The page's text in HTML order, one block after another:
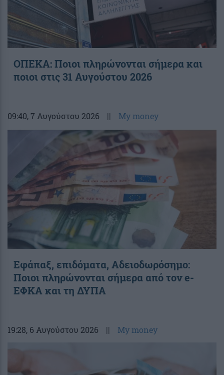
ΟΠΕΚΑ: Ποιοι πληρώνονται σήμερα και
ποιοι στις 31 Αυγούστου 2026
09:40, 7 Αυγούστου 2026 || My money
Εφάπαξ, επιδόματα, Αδειοδωρόσημο:
Ποιοι πληρώνονται σήμερα από τον e-
ΕΦΚΑ και τη ΔΥΠΑ
19:28, 6 Αυγούστου 2026 || My money